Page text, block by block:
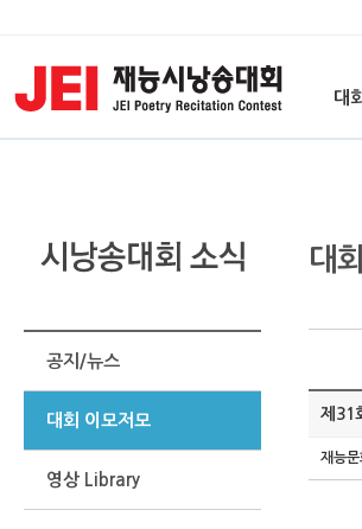
대
공지/뉴스
대회 이모저모
영상 Library
대
제31
재능문